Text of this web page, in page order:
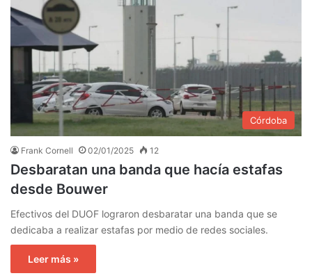
Córdoba
Frank Cornell 02/01/2025 12
Desbaratan una banda que hacía estafas
desde Bouwer
Efectivos del DUOF lograron desbaratar una banda que se
dedicaba a realizar estafas por medio de redes sociales.
Leer más »